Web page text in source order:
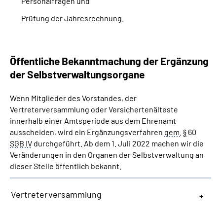
Prüfung der Jahresrechnung.
Öffentliche Bekanntmachung der Ergänzung
der Selbstverwaltungsorgane
Wenn Mitglieder des Vorstandes, der
Vertreterversammlung oder Versichertenälteste
innerhalb einer Amtsperiode aus dem Ehrenamt
ausscheiden, wird ein Ergänzungsverfahren gem. § 60
SGB IV durchgeführt. Ab dem 1. Juli 2022 machen wir die
Veränderungen in den Organen der Selbstverwaltung an
dieser Stelle öffentlich bekannt.
Vertreterversammlung